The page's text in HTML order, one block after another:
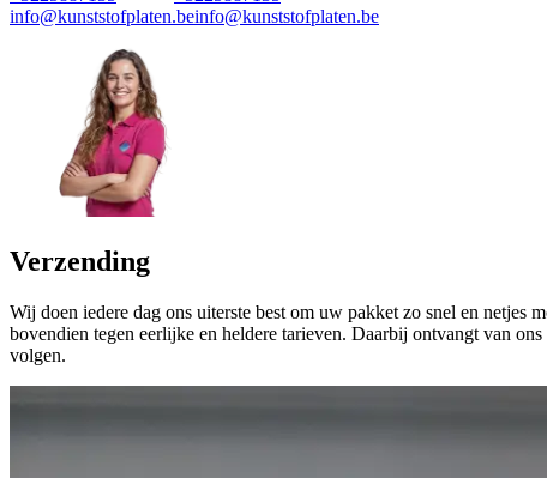
info@kunststofplaten.beinfo@kunststofplaten.be
Verzending
Wij doen iedere dag ons uiterste best om uw pakket zo snel en netjes
bovendien tegen eerlijke en heldere tarieven. Daarbij ontvangt van
volgen.